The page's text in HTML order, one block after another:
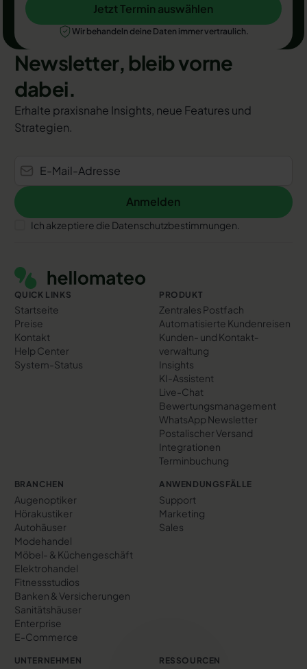
Jetzt Termin auswählen
Jetzt Termin auswählen
Wir behandeln deine Daten immer vertraulich.
Newsletter, bleib vorne
dabei.
Erhalte praxisnahe Insights, neue Features und
Strategien.
Anmelden
Anmelden
Ich akzeptiere die Datenschutzbestimmungen.
QUICK LINKS
Startseite
Preise
Kontakt
Help Center
System-Status
PRODUKT
Zentrales Postfach
Automatisierte Kundenreisen
Kunden- und Kontakt­
verwaltung
Insights
KI-Assistent
Live-Chat
Bewertungs­management
WhatsApp Newsletter
Postalischer Versand
Integrationen
Terminbuchung
BRANCHEN
Augenoptiker
Hörakustiker
Autohäuser
Modehandel
Möbel- & Küchengeschäft
Elektrohandel
Fitnessstudios
Banken & Versicherungen
Sanitätshäuser
Enterprise
E-Commerce
ANWENDUNGSFÄLLE
Support
Marketing
Sales
UNTERNEHMEN RESSOURCEN